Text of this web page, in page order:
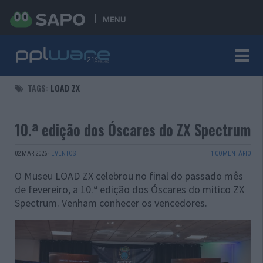
MENU
TAGS: LOAD ZX
10.ª edição dos Óscares do ZX Spectrum
02 MAR 2026 · EVENTOS 1 COMENTÁRIO
O Museu LOAD ZX celebrou no final do passado mês
de fevereiro, a 10.ª edição dos Óscares do mitico ZX
Spectrum. Venham conhecer os vencedores.